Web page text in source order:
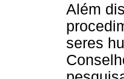
Além
seres